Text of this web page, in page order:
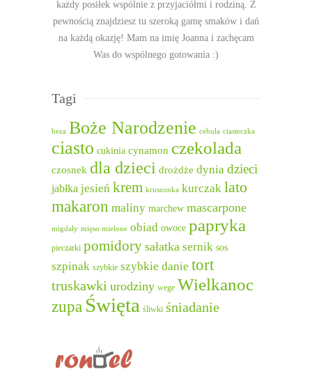
każdy posiłek wspólnie z przyjaciółmi i rodziną. Z
pewnością znajdziesz tu szeroką gamę smaków i dań
na każdą okazję! Mam na imię Joanna i zachęcam
Was do wspólnego gotowania :)
Tagi
beza Boże Narodzenie cebula ciasteczka
ciasto cukinia cynamon czekolada
czosnek dla dzieci drożdże dynia dzieci
jabłka jesień krem kruszonka kurczak lato
makaron maliny marchew mascarpone
migdały mięso mielone obiad owoce papryka
pieczarki pomidory sałatka sernik sos
szpinak szybkie szybkie danie tort
truskawki urodziny wege Wielkanoc
zupa Święta śliwki śniadanie